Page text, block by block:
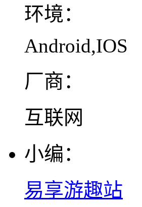
环境：
Android,IOS
厂商：
互联网
小编：
易享游趣站